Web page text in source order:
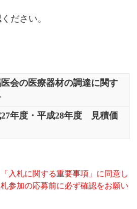
ださい。
会の医療器材の調達に関す
年度・平成28年度 見積価
入札に関する重要事項」に同意し
参加の応募前に必ず確認をお願い